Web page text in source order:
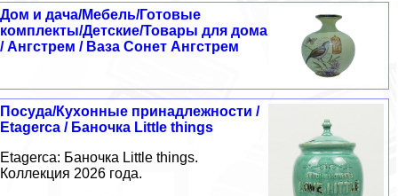
Дом и дача/Мебель/Готовые
комплекты/Детские/Товары для дома
/ Ангстрем / Ваза Сонет Ангстрем
Посуда/Кухонные принадлежности /
Etagerca / Баночка Little things
Etagerca: Баночка Little things.
Коллекция 2026 года.